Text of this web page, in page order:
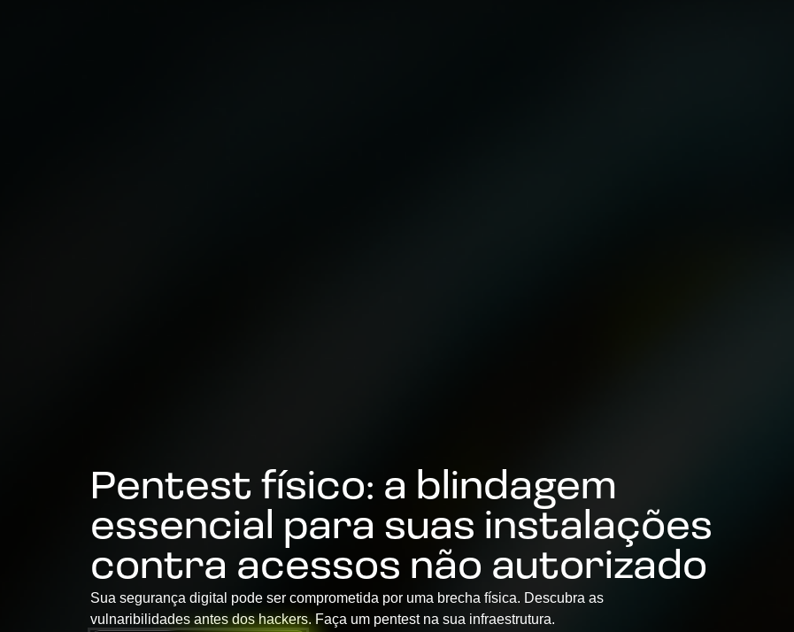
Pentest físico: a blindagem
essencial para suas instalações
contra acessos não autorizado
Sua segurança digital pode ser comprometida por uma brecha física. Descubra as
vulnaribilidades antes dos hackers. Faça um pentest na sua infraestrutura.